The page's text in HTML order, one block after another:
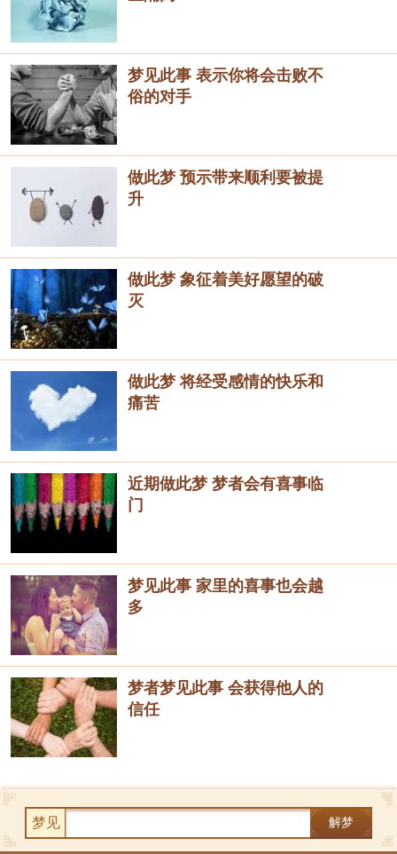
梦见此事 表示你将会击败不
俗的对手
做此梦 预示带来顺利要被提
升
做此梦 象征着美好愿望的破
灭
做此梦 将经受感情的快乐和
痛苦
近期做此梦 梦者会有喜事临
门
梦见此事 家里的喜事也会越
多
梦者梦见此事 会获得他人的
信任
梦见 解梦